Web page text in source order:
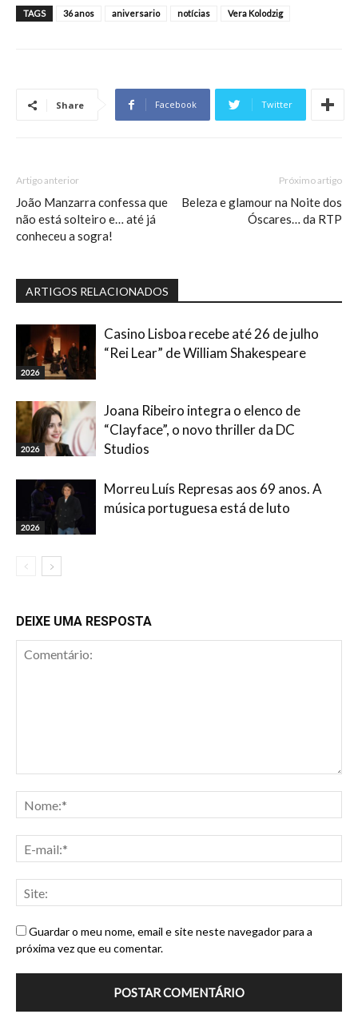
TAGS 36 anos aniversario notícias Vera Kolodzig
Share Facebook Twitter
Artigo anterior
João Manzarra confessa que
não está solteiro e… até já
conheceu a sogra!
Próximo artigo
Beleza e glamour na Noite dos
Óscares… da RTP
ARTIGOS RELACIONADOS
2026
Casino Lisboa recebe até 26 de julho
“Rei Lear” de William Shakespeare
2026
Joana Ribeiro integra o elenco de
“Clayface”, o novo thriller da DC
Studios
2026
Morreu Luís Represas aos 69 anos. A
música portuguesa está de luto
DEIXE UMA RESPOSTA
Guardar o meu nome, email e site neste navegador para a
próxima vez que eu comentar.